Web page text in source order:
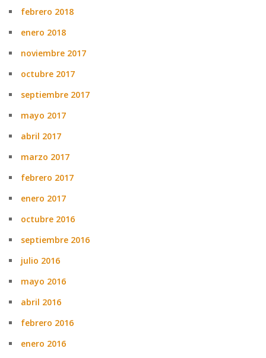
febrero 2018
enero 2018
noviembre 2017
octubre 2017
septiembre 2017
mayo 2017
abril 2017
marzo 2017
febrero 2017
enero 2017
octubre 2016
septiembre 2016
julio 2016
mayo 2016
abril 2016
febrero 2016
enero 2016